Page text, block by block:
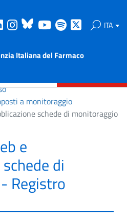
Linkedin
Instagram
Bluesky
Youtube
Spotify ITA
Italiana del Farmaco
a monitoraggio
schede di monitoraggio
e
di
Registro